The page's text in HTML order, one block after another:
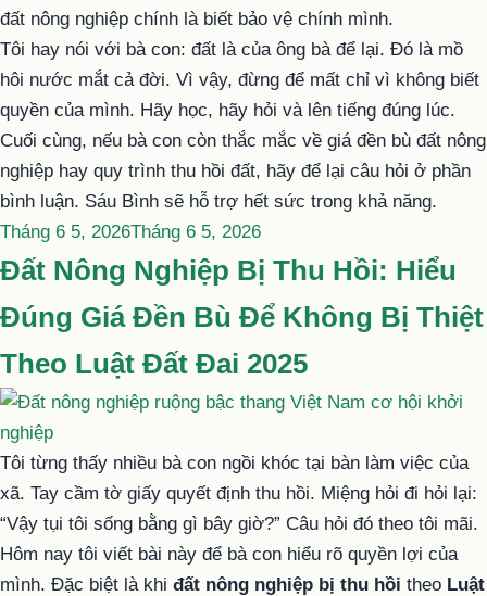
đất nông nghiệp chính là biết bảo vệ chính mình.
Tôi hay nói với bà con: đất là của ông bà để lại. Đó là mồ
hôi nước mắt cả đời. Vì vậy, đừng để mất chỉ vì không biết
quyền của mình. Hãy học, hãy hỏi và lên tiếng đúng lúc.
Cuối cùng, nếu bà con còn thắc mắc về giá đền bù đất nông
nghiệp hay quy trình thu hồi đất, hãy để lại câu hỏi ở phần
bình luận. Sáu Bình sẽ hỗ trợ hết sức trong khả năng.
Đăng
trong
Tháng 6 5, 2026Tháng 6 5, 2026
Đất Nông Nghiệp Bị Thu Hồi: Hiểu
Đúng Giá Đền Bù Để Không Bị Thiệt
Theo Luật Đất Đai 2025
Tôi từng thấy nhiều bà con ngồi khóc tại bàn làm việc của
xã. Tay cầm tờ giấy quyết định thu hồi. Miệng hỏi đi hỏi lại:
“Vậy tụi tôi sống bằng gì bây giờ?” Câu hỏi đó theo tôi mãi.
Hôm nay tôi viết bài này để bà con hiểu rõ quyền lợi của
mình. Đặc biệt là khi đất nông nghiệp bị thu hồi theo Luật